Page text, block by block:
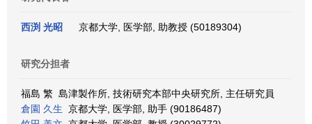
西渕 光昭 京都大学, 医学部, 助教授 (50189304)
研究分担者
福島 繁 島津製作所, 技術研究本部中央研究所, 主任研究員
倉園 久生 京都大学, 医学部, 助手 (90186487)